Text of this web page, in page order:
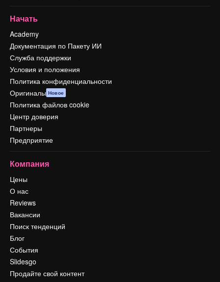
Начать
Academy
Документация по Пакету ИИ
Служба поддержки
Условия и положения
Политика конфиденциальности
Оригиналы Новое
Политика файлов cookie
Центр доверия
Партнеры
Предприятие
Компания
Цены
О нас
Reviews
Вакансии
Поиск тенденций
Блог
События
Slidesgo
Продайте свой контент